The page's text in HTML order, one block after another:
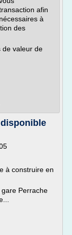
afin
à
des
de valeur de
à construire en
Perrache